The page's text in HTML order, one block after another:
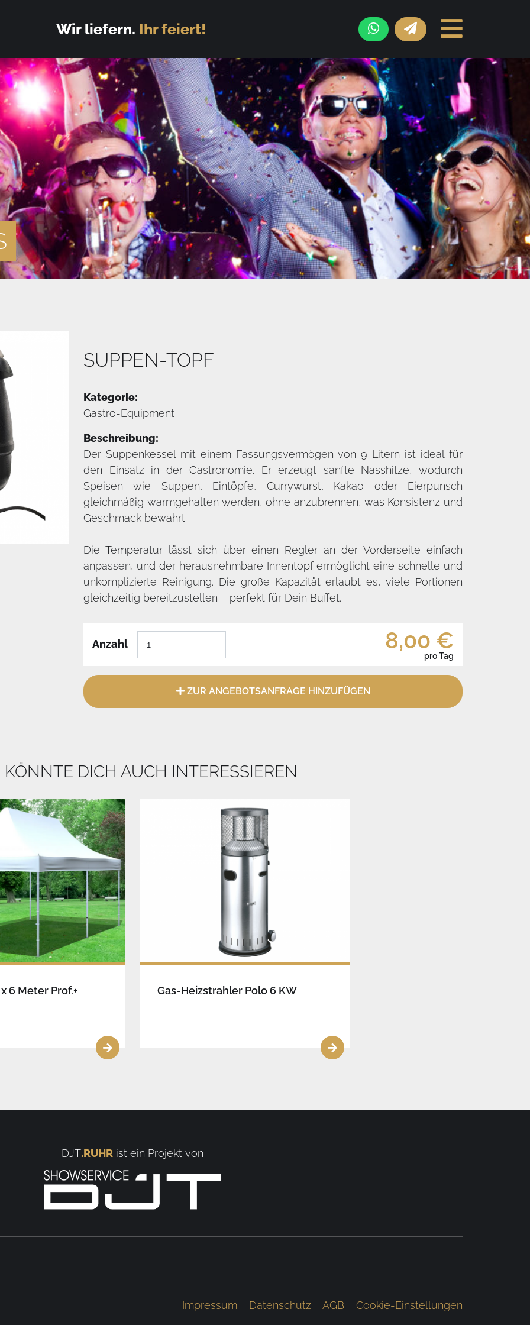
Wir liefern. Ihr feiert!
SUPPEN-TOPF
Kategorie:
Gastro-Equipment
Beschreibung:
Der Suppenkessel mit einem Fassungsvermögen von 9 Litern ist ideal für
den Einsatz in der Gastronomie. Er erzeugt sanfte Nasshitze, wodurch
Speisen wie Suppen, Eintöpfe, Currywurst, Kakao oder Eierpunsch
gleichmäßig warmgehalten werden, ohne anzubrennen, was Konsistenz und
Geschmack bewahrt.
Die Temperatur lässt sich über einen Regler an der Vorderseite einfach
anpassen, und der herausnehmbare Innentopf ermöglicht eine schnelle und
unkomplizierte Reinigung. Die große Kapazität erlaubt es, viele Portionen
gleichzeitig bereitzustellen – perfekt für Dein Buffet.
Anzahl 8,00 €
pro Tag
ZUR ANGEBOTSANFRAGE HINZUFÜGEN
KÖNNTE DICH AUCH INTERESSIEREN
6 Meter Prof.+ Gas-Heizstrahler Polo 6 KW
DJT.RUHR ist ein Projekt von
Impressum Datenschutz AGB Cookie-Einstellungen